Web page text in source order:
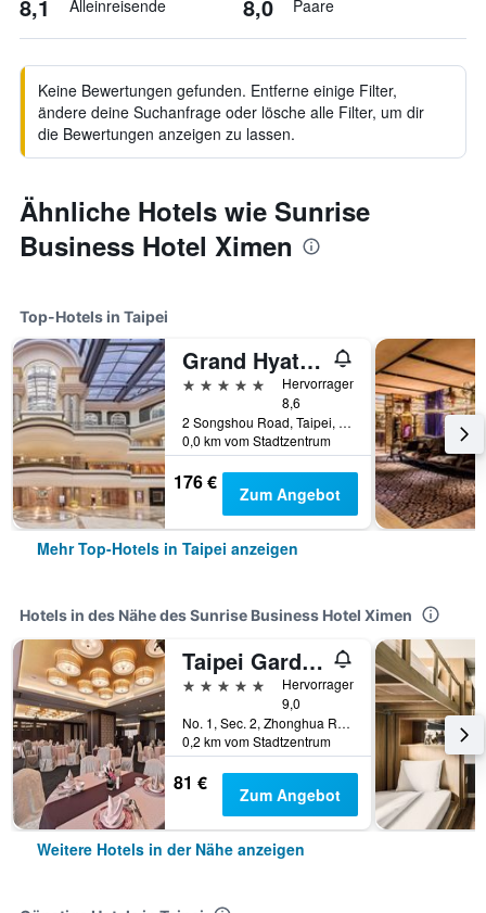
8,1 Alleinreisende 8,0 Paare
Keine Bewertungen gefunden. Entferne einige Filter,
ändere deine Suchanfrage oder lösche alle Filter, um dir
die Bewertungen anzeigen zu lassen.
Ähnliche Hotels wie Sunrise
Business Hotel Ximen
Top-Hotels in Taipei
Grand Hyatt Taipei
5 Sterne
Hervorragend
8,6
2 Songshou Road, Taipei, Taiwan
0,0 km vom Stadtzentrum
176 € Zum Angebot
Mehr Top-Hotels in Taipei anzeigen
Hotels in des Nähe des Sunrise Business Hotel Ximen
Taipei Garden Hotel
5 Sterne
Hervorragend
9,0
No. 1, Sec. 2, Zhonghua Road, Taipei, Taiwan
0,2 km vom Stadtzentrum
81 € Zum Angebot
Weitere Hotels in der Nähe anzeigen